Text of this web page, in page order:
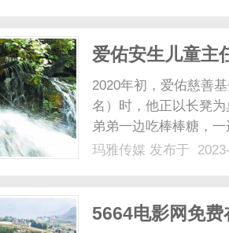
爱佑安生儿童主
信与笑脸
2020年初，爱佑慈善
名）时，他正以长凳
弟弟一边吃棒棒糖，
开始上小学，遇到不
玛雅传媒 发布于
5664电影网免